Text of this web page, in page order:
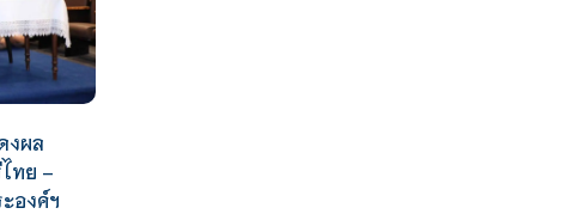
งผล
ทย –
องค์ฯ